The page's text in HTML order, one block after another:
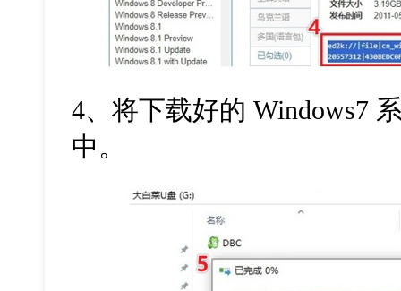
4、将下载好的 Windows7
中。